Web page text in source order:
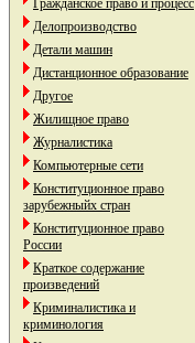
Гражданское право и процесс
Делопроизводство
Детали машин
Дистанционное образование
Другое
Жилищное право
Журналистика
Компьютерные сети
Конституционное право
зарубежныйх стран
Конституционное право
России
Краткое содержание
произведений
Криминалистика и
криминология